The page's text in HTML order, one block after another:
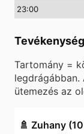
23:00
Tartomány =
ütemezés az
🚿 Zuhany